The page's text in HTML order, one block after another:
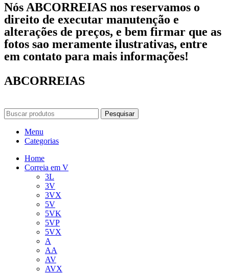
Nós ABCORREIAS nos reservamos o
direito de executar manutenção e
alterações de preços, e bem firmar que as
fotos sao meramente ilustrativas, entre
em contato para mais informações!
ABCORREIAS
Pesquisar
Menu
Categorias
Home
Correia em V
3L
3V
3VX
5V
5VK
5VP
5VX
A
AA
AV
AVX